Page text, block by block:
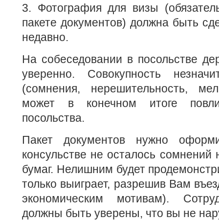
3. Фотография для визы
пакете документов) должна быть
недавно.
На собеседовании в посольстве
уверенно. Совокупность
(сомнения, нерешительность,
может в конечном итоге
посольства.
Пакет документов нужно
консульстве не осталось сомнений
бумаг. Нелишним будет
только выиграет, разрешив Вам
экономическим мотивам).
должны быть уверены, что вы не